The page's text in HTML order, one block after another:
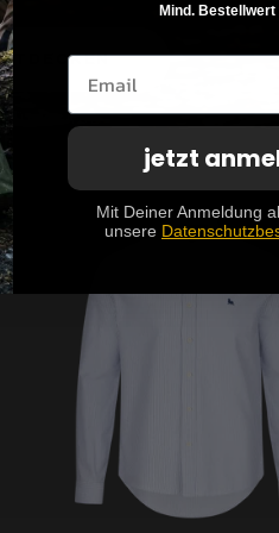
RÜCKGABE
Shirt
Mind. Bestellwert
jetzt
Mit Deiner Anmeldung
unsere